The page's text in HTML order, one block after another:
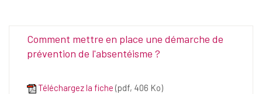
Comment mettre en place une démarche de
prévention de l'absentéisme ?
Téléchargez la fiche (pdf, 406 Ko)